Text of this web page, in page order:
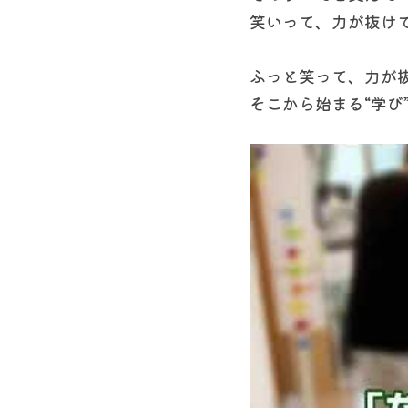
笑いって、力が抜け
ふっと笑って、力が
そこから始まる“学